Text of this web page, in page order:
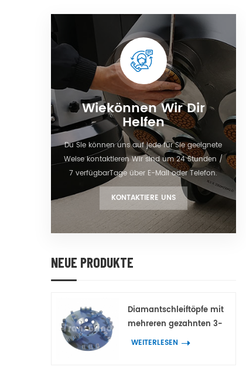
Wiekönnen Wir Dir
Helfen
Du Sie können uns auf jede für Sie geeignete
Weise kontaktieren Wir sind um 24 Stunden /
7 verfügbarTage über E-Mail oder Telefon.
KONTAKTIERE UNS
NEUE PRODUKTE
Diamantschleiftöpfe mit
mehreren gezahnten 3-
Spitzen-Doppelzahn-
WEITERLESEN